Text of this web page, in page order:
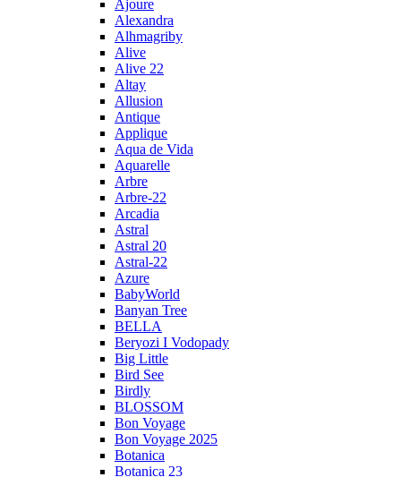
Ajoure
Alexandra
Alhmagriby
Alive
Alive 22
Altay
Allusion
Antique
Applique
Aqua de Vida
Aquarelle
Arbre
Arbre-22
Arcadia
Astral
Astral 20
Astral-22
Azure
BabyWorld
Banyan Tree
BELLA
Beryozi I Vodopady
Big Little
Bird See
Birdly
BLOSSOM
Bon Voyage
Bon Voyage 2025
Botanica
Botanica 23